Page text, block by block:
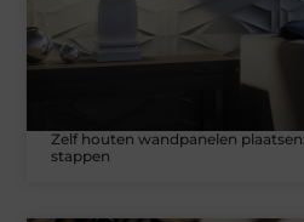
Zelf houten wandpanelen
stappen